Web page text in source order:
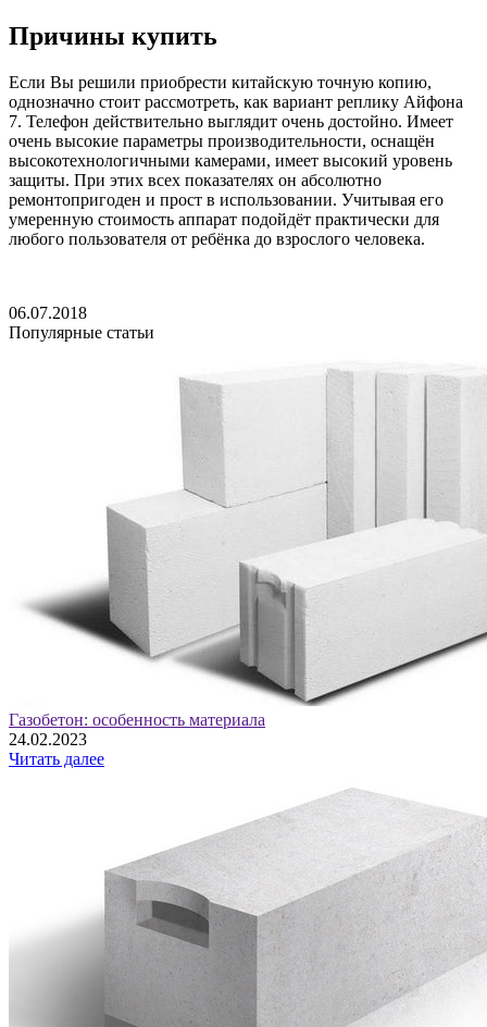
Причины купить
Если Вы решили приобрести китайскую точную копию,
однозначно стоит рассмотреть, как вариант реплику Айфона
7. Телефон действительно выглядит очень достойно. Имеет
очень высокие параметры производительности, оснащён
высокотехнологичными камерами, имеет высокий уровень
защиты. При этих всех показателях он абсолютно
ремонтопригоден и прост в использовании. Учитывая его
умеренную стоимость аппарат подойдёт практически для
любого пользователя от ребёнка до взрослого человека.
06.07.2018
Популярные статьи
Газобетон: особенность материала
24.02.2023
Читать далее